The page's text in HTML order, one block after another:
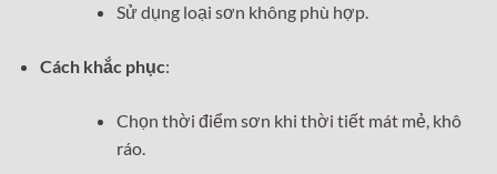
Sử dụng loại sơn không phù hợp.
Cách khắc phục:
Chọn thời điểm sơn khi thời tiết mát mẻ, khô
ráo.